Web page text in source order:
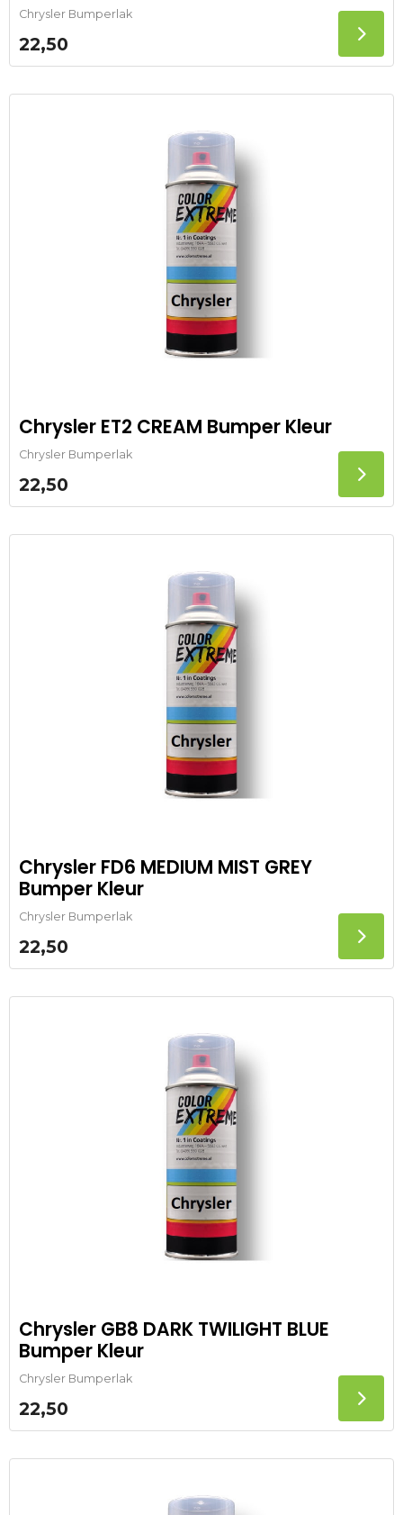
Chrysler Bumperlak
22,50
Chrysler ET2 CREAM Bumper Kleur
Chrysler Bumperlak
22,50
Chrysler FD6 MEDIUM MIST GREY
Bumper Kleur
Chrysler Bumperlak
22,50
Chrysler GB8 DARK TWILIGHT BLUE
Bumper Kleur
Chrysler Bumperlak
22,50